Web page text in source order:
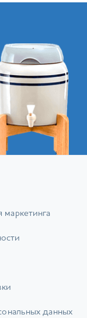
данных